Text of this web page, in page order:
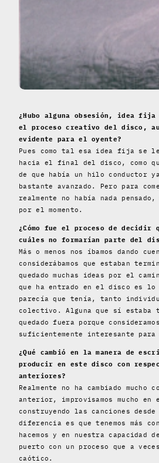
¿Hubo alguna obsesión, idea fija
el proceso creativo del disco,
evidente para el oyente?
Pues como tal esa idea fija se le
hacia el final del disco, como
de que había un hilo conductor
bastante avanzado. Pero para
realmente no había nada
por el momento.
¿Cómo fue el proceso de decidir
cuáles no formarían parte del
Más o menos nos íbamos dando
considerábamos que estaban
quedado muchas ideas por el
que ha entrado en el disco es lo
parecía que tenía, tanto
colectivo. Alguna que sí estaba
quedado fuera porque
suficientemente interesante para
¿Qué cambió en la manera de
producir en este disco con
anteriores?
Realmente no ha cambiado mucho
anterior, improvisamos mucho en
construyendo las canciones
diferencia es que tenemos más
hacemos y en nuestra capacidad
puerto con un proceso que a
caótico.